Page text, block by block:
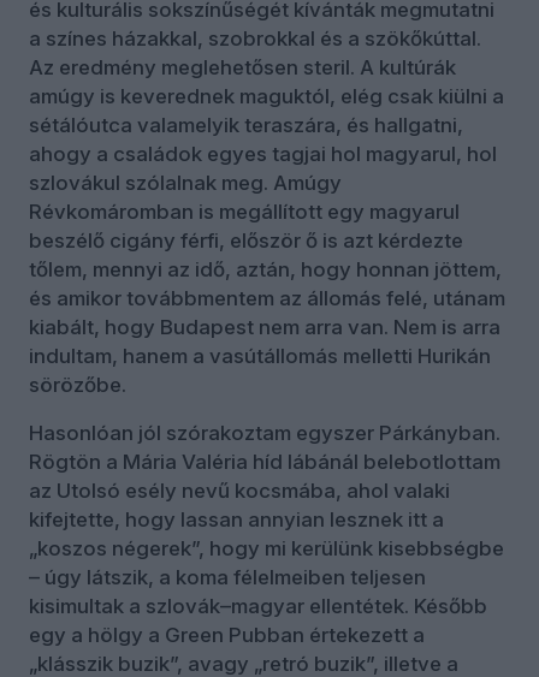
és kulturális sokszínűségét kívánták megmutatni
a színes házakkal, szobrokkal és a szökőkúttal.
Az eredmény meglehetősen steril. A kultúrák
amúgy is keverednek maguktól, elég csak kiülni a
sétálóutca valamelyik teraszára, és hallgatni,
ahogy a családok egyes tagjai hol magyarul, hol
szlovákul szólalnak meg. Amúgy
Révkomáromban is megállított egy magyarul
beszélő cigány férfi, először ő is azt kérdezte
tőlem, mennyi az idő, aztán, hogy honnan jöttem,
és amikor továbbmentem az állomás felé, utánam
kiabált, hogy Budapest nem arra van. Nem is arra
indultam, hanem a vasútállomás melletti Hurikán
sörözőbe.
Hasonlóan jól szórakoztam egyszer Párkányban.
Rögtön a Mária Valéria híd lábánál belebotlottam
az Utolsó esély nevű kocsmába, ahol valaki
kifejtette, hogy lassan annyian lesznek itt a
„koszos négerek”, hogy mi kerülünk kisebbségbe
– úgy látszik, a koma félelmeiben teljesen
kisimultak a szlovák–magyar ellentétek. Később
egy a hölgy a Green Pubban értekezett a
„klásszik buzik”, avagy „retró buzik”, illetve a